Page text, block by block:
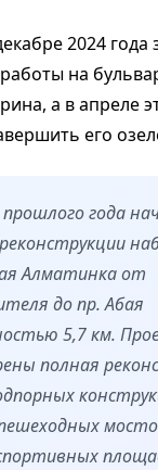
2024
на
а в апреле
его
года
Алматинка от
до пр. Абая
5,7 км.
полная